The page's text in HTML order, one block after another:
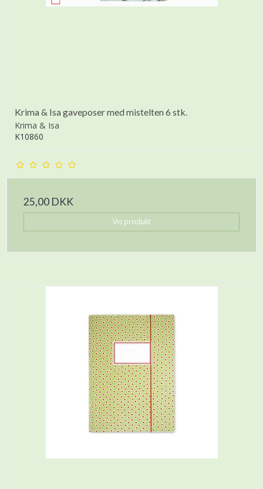
Krima & Isa gaveposer med mistelten 6 stk.
Krima & Isa
K10860
25,00 DKK
Vis produkt